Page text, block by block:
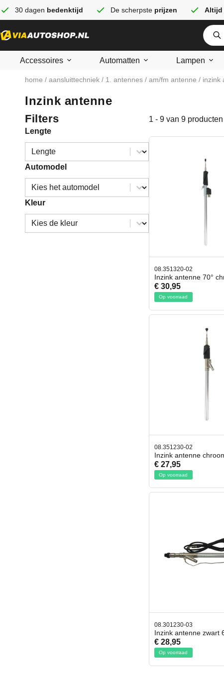
30 dagen bedenktijd De scherpste prijzen Altijd
Accessoires Automatten Lampen
home / aansluittechniek / 1. antennes / am/fm antenne / inzink
Inzink antenne
Filters
Lengte
Lengte
Lengte
Automodel
Automodel
Automodel
Kleur
Kleur
Kleur
1 - 9 van 9 producten
08.351320-02
Inzink antenne 70°
€ 30,95
Op voorraad
08.351230-02
Inzink antenne
€ 27,95
Op voorraad
08.301230-03
Inzink antenne zwart
€ 28,95
Op voorraad